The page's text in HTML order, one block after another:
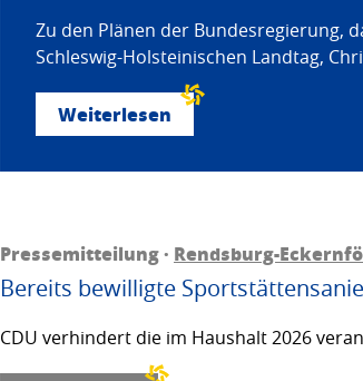
Zu den Plänen der Bundesregierung,
Schleswig-Holsteinischen Landtag,
Weiterlesen
Pressemitteilung · Rendsburg-
Bereits bewilligte
CDU verhindert die im Haushalt 2026